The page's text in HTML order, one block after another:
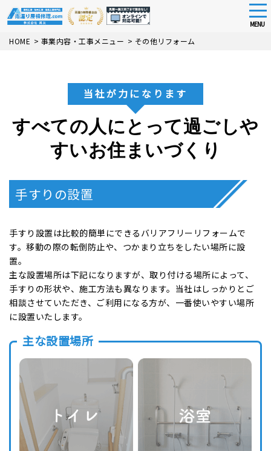
Skip
MENU
HOME > 事業内容・工事メニュー > その他リフォーム
当社が力になります
すべての人にとって過ごしや
すいお住まいづくり
手すりの設置
手すり設置は比較的簡単にできるバリアフリーリフォームで
す。移動の際の転倒防止や、つかまり立ちをしたい場所に設
置。
主な設置場所は下記になりますが、取り付ける場所によって、
手すりの形状や、施工方法も異なります。当社はしっかりとご
相談させていただき、ご利用になる方が、一番使いやすい場所
に設置いたします。
主な設置場所